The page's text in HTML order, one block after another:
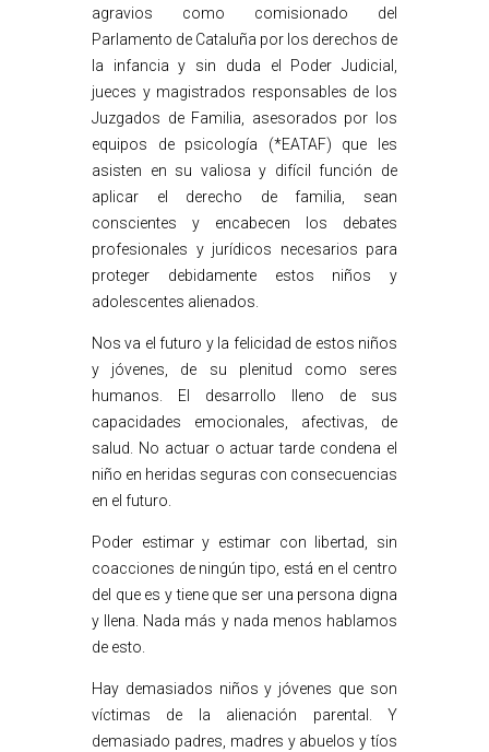
agravios como comisionado del
Parlamento de Cataluña por los derechos de
la infancia y sin duda el Poder Judicial,
jueces y magistrados responsables de los
Juzgados de Familia, asesorados por los
equipos de psicología (*EATAF) que les
asisten en su valiosa y difícil función de
aplicar el derecho de familia, sean
conscientes y encabecen los debates
profesionales y jurídicos necesarios para
proteger debidamente estos niños y
adolescentes alienados.
Nos va el futuro y la felicidad de estos niños
y jóvenes, de su plenitud como seres
humanos. El desarrollo lleno de sus
capacidades emocionales, afectivas, de
salud. No actuar o actuar tarde condena el
niño en heridas seguras con consecuencias
en el futuro.
Poder estimar y estimar con libertad, sin
coacciones de ningún tipo, está en el centro
del que es y tiene que ser una persona digna
y llena. Nada más y nada menos hablamos
de esto.
Hay demasiados niños y jóvenes que son
víctimas de la alienación parental. Y
demasiado padres, madres y abuelos y tíos